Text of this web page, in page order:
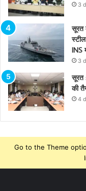
3
सूरत
INS
3
सूरत
की
4
Go to the Theme